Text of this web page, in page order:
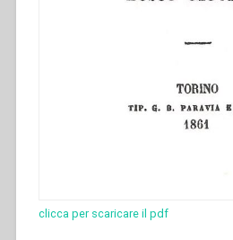
clicca per scaricare il pdf